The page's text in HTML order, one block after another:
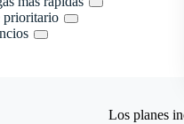
prioritario
Los planes